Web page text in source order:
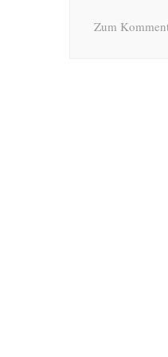
Zum